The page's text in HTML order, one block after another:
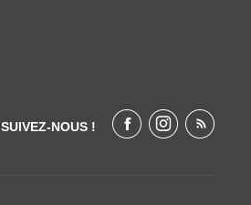
SUIVEZ-NOUS !